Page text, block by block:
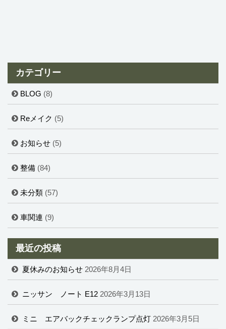
カテゴリー
BLOG (8)
Reメイク (5)
お知らせ (5)
整備 (84)
未分類 (57)
車関連 (9)
最近の投稿
夏休みのお知らせ 2026年8月4日
ニッサン ノート E12 2026年3月13日
ミニ エアバックチェックランプ点灯 2026年3月5日